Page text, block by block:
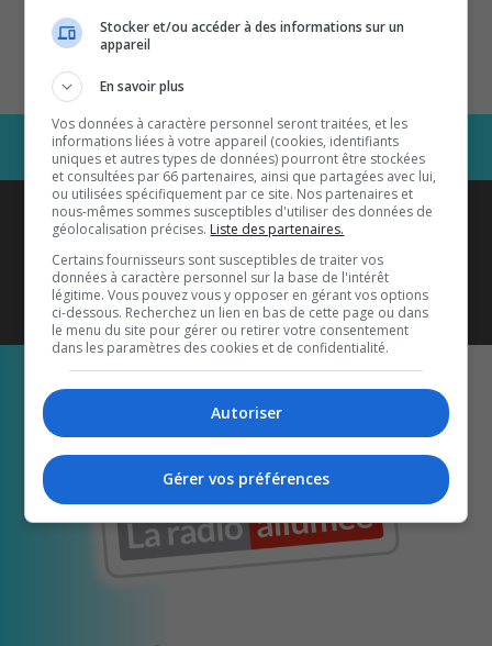
Coyote New Countryest diffusé
également sur1033 HD2
Écoutez-nous aussi sur…
Stocker et/ou accéder à des informations sur un
appareil
En savoir plus
Vos données à caractère personnel seront traitées, et les
informations liées à votre appareil (cookies, identifiants
uniques et autres types de données) pourront être stockées
et consultées par 66 partenaires, ainsi que partagées avec lui,
ou utilisées spécifiquement par ce site. Nos partenaires et
nous-mêmes sommes susceptibles d'utiliser des données de
géolocalisation précises. Liste des partenaires.
Certains fournisseurs sont susceptibles de traiter vos
données à caractère personnel sur la base de l'intérêt
légitime. Vous pouvez vous y opposer en gérant vos options
ci-dessous. Recherchez un lien en bas de cette page ou dans
le menu du site pour gérer ou retirer votre consentement
dans les paramètres des cookies et de confidentialité.
Autoriser
Gérer vos préférences